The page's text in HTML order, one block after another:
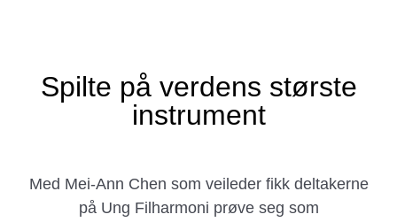
Spilte på verdens største
instrument
Med Mei-Ann Chen som veileder fikk deltakerne
på Ung Filharmoni prøve seg som